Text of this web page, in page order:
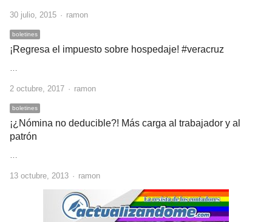
30 julio, 2015 Author
ramon
boletines
¡Regresa el impuesto sobre hospedaje! #veracruz
2 octubre, 2017 Author
ramon
boletines
¡¿Nómina no deducible?! Más carga al trabajador y al
patrón
13 octubre, 2013 Author
ramon